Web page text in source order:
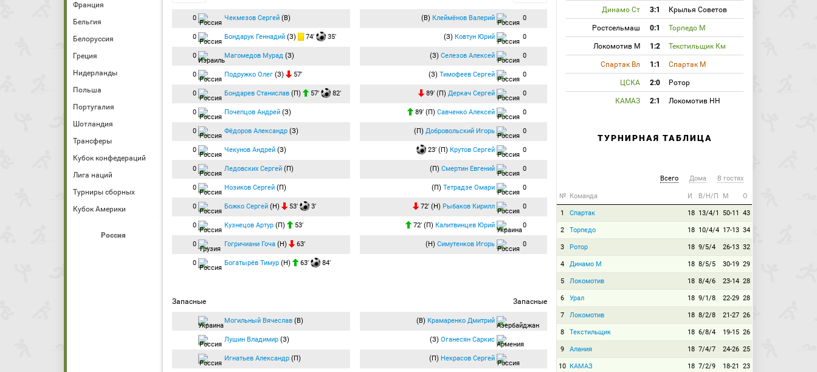
Франция
Бельгия
Белоруссия
Греция
Нидерланды
Польша
Португалия
Шотландия
Трансферы
Кубок конфедераций
Лига наций
Турниры сборных
Кубок Америки
Россия
0 Чекмезов Сергей (В)
0 Бондарук Геннадий (З) 74′ 35′
0 Магомедов Мурад (З)
0 Подружко Олег (З) 57′
0 Бондарев Станислав (П) 57′ 82′
0 Почепцов Андрей (З)
0 Фёдоров Александр (З)
0 Чекунов Андрей (З)
0 Ледовских Сергей (П)
0 Нозиков Сергей (П)
0 Божко Сергей (Н) 53′ 3′
0 Кузнецов Артур (П) 53′
0 Гогричиани Гоча (Н) 63′
0 Богатырёв Тимур (Н) 63′ 84′
Запасные
Могильный Вячеслав (В)
Лушин Владимир (З)
Игнатьев Александр (П)
(В) Клеймёнов Валерий 0
(З) Ковтун Юрий 0
(З) Селезов Алексей 0
(З) Тимофеев Сергей 0
89′ (П) Деркач Сергей 0
89′ (П) Савченко Алексей 0
(П) Добровольский Игорь 0
23′ (П) Крутов Сергей 0
(П) Смертин Евгений 0
(П) Тетрадзе Омари 0
72′ (Н) Рыбаков Кирилл 0
72′ (П) Калитвинцев Юрий 0
(Н) Симутенков Игорь 0
Запасные
(В) Крамаренко Дмитрий
(З) Оганесян Саркис
(П) Некрасов Сергей
Динамо Ст 3:1 Крылья Советов
Ростсельмаш 0:1 Торпедо М
Локомотив М 1:2 Текстильщик Км
Спартак Вл 1:1 Спартак М
ЦСКА 2:0 Ротор
КАМАЗ 2:1 Локомотив НН
ТУРНИРНАЯ ТАБЛИЦА
Всего Дома В гостях
№ Команда И В/Н/П М О
1 Спартак 18 13/4/1 50-11 43
2 Торпедо 18 10/4/4 17-13 34
3 Ротор 18 9/5/4 26-13 32
4 Динамо М 18 8/5/5 30-19 29
5 Локомотив 18 8/4/6 23-14 28
6 Урал 18 9/1/8 22-29 28
7 Локомотив 18 8/2/8 21-27 26
8 Текстильщик 18 6/8/4 19-15 26
9 Алания 18 7/4/7 24-26 25
10 КАМАЗ 18 7/2/9 18-21 23